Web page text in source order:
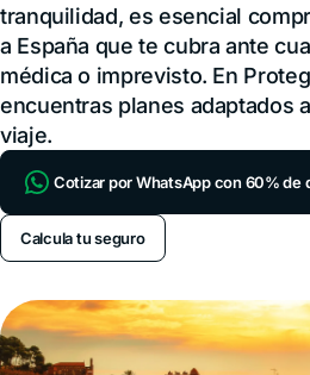
tranquilidad, es esencial
a España que te cubra ante
médica o imprevisto. En
encuentras planes adaptados
viaje.
Cotizar por WhatsApp con 60% de
Calcula tu seguro